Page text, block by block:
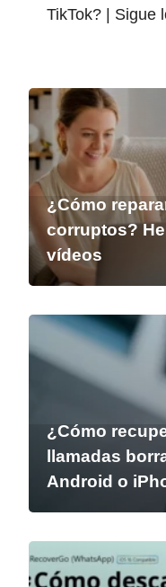
TikTok? | Sigue
¿Cómo
corruptos?
vídeos
¿Cómo
llamadas
Android o